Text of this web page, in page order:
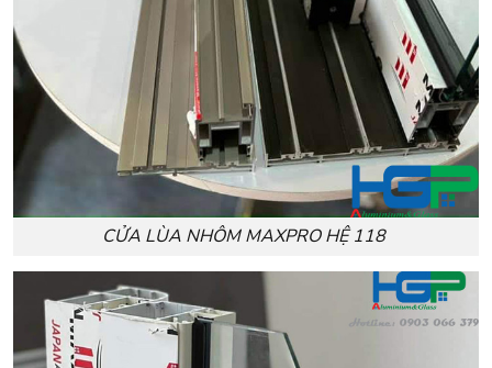
CỬA LÙA NHÔM MAXPRO HỆ 118